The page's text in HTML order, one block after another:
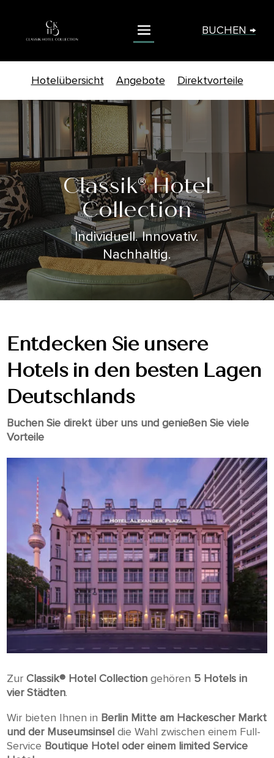
BUCHEN →
Hotelübersicht Angebote Direktvorteile
Classik® Hotel
Collection
Individuell. Innovativ.
Nachhaltig.
Entdecken Sie unsere
Hotels in den besten Lagen
Deutschlands
Buchen Sie direkt über uns und genießen Sie viele
Vorteile
ZurClassik® Hotel Collection gehören 5 Hotels in
vier Städten.
Wir bieten Ihnen in Berlin Mitte am Hackescher Markt
und der Museumsinsel die Wahl zwischen einem Full-
Service Boutique Hotel oder einem limited Service